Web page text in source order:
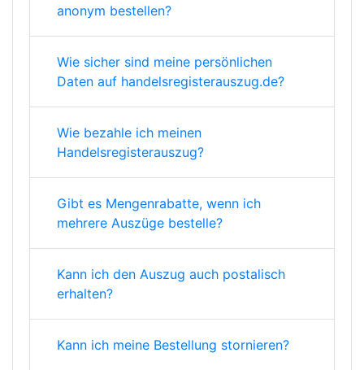
anonym bestellen?
Wie sicher sind meine persönlichen
Daten auf handelsregisterauszug.de?
Wie bezahle ich meinen
Handelsregisterauszug?
Gibt es Mengenrabatte, wenn ich
mehrere Auszüge bestelle?
Kann ich den Auszug auch postalisch
erhalten?
Kann ich meine Bestellung stornieren?